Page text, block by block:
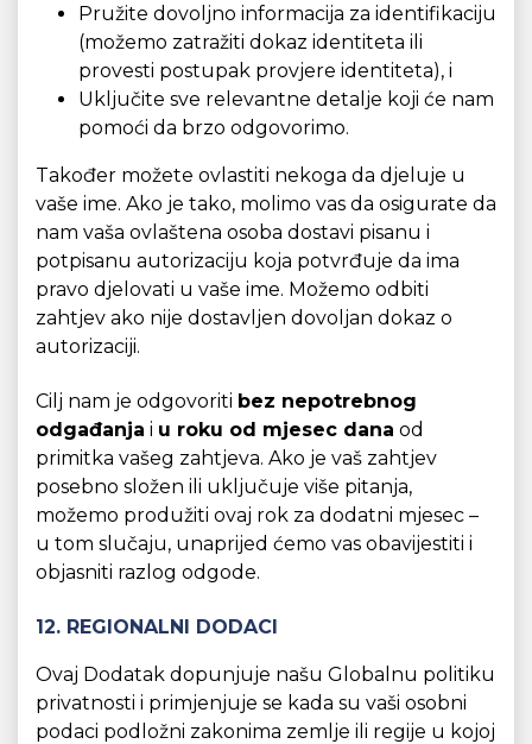
Pružite dovoljno informacija za identifikaciju
(možemo zatražiti dokaz identiteta ili
provesti postupak provjere identiteta), i
Uključite sve relevantne detalje koji će nam
pomoći da brzo odgovorimo.
Također možete ovlastiti nekoga da djeluje u
vaše ime. Ako je tako, molimo vas da osigurate da
nam vaša ovlaštena osoba dostavi pisanu i
potpisanu autorizaciju koja potvrđuje da ima
pravo djelovati u vaše ime. Možemo odbiti
zahtjev ako nije dostavljen dovoljan dokaz o
autorizaciji.
Cilj nam je odgovoriti bez nepotrebnog
odgađanja i u roku od mjesec dana od
primitka vašeg zahtjeva. Ako je vaš zahtjev
posebno složen ili uključuje više pitanja,
možemo produžiti ovaj rok za dodatni mjesec –
u tom slučaju, unaprijed ćemo vas obavijestiti i
objasniti razlog odgode.
12. REGIONALNI DODACI
Ovaj Dodatak dopunjuje našu Globalnu politiku
privatnosti i primjenjuje se kada su vaši osobni
podaci podložni zakonima zemlje ili regije u kojoj